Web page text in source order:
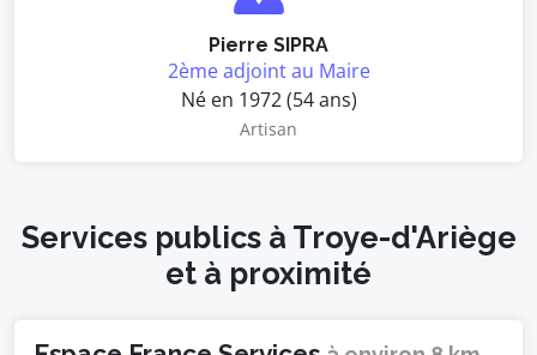
Pierre SIPRA
2ème adjoint au Maire
Né en 1972 (54 ans)
Artisan
Services publics à Troye-d'Ariège
et à proximité